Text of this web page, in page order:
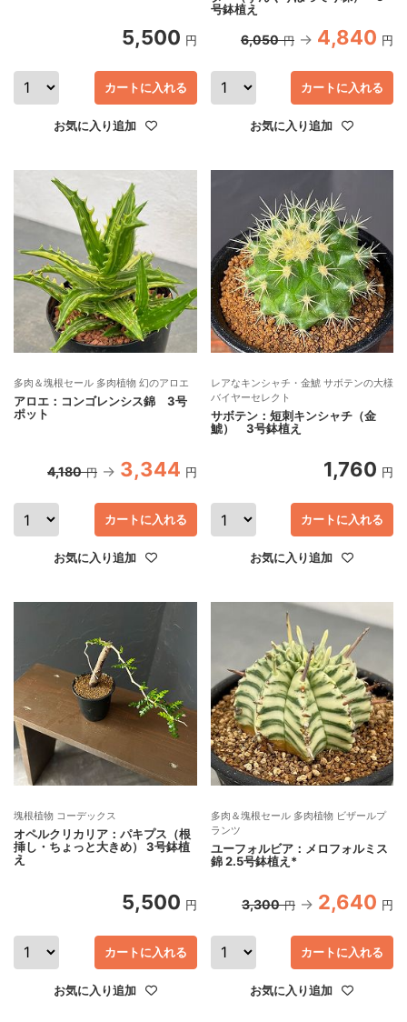
5,500 円
お気に入り追加
カートに入れる
号鉢植え
6,050 円 4,840 円
お気に入り追加
カートに入れる
多肉＆塊根セール 多肉植物 幻のアロエ
アロエ：コンゴレンシス錦 3号
ポット
4,180 円 3,344 円
お気に入り追加
カートに入れる
レアなキンシャチ・金鯱 サボテンの大様
バイヤーセレクト
サボテン：短刺キンシャチ（金
鯱） 3号鉢植え
1,760 円
お気に入り追加
カートに入れる
塊根植物 コーデックス
オペルクリカリア：パキプス（根
挿し・ちょっと大きめ） 3号鉢植
え
5,500 円
お気に入り追加
カートに入れる
多肉＆塊根セール 多肉植物 ビザールプ
ランツ
ユーフォルビア：メロフォルミス
錦 2.5号鉢植え*
3,300 円 2,640 円
お気に入り追加
カートに入れる